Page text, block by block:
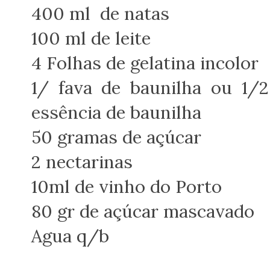
400 ml de natas
100 ml de leite
4 Folhas de gelatina incolor
1/ fava de baunilha ou 1/
essência de baunilha
50 gramas de açúcar
2 nectarinas
10ml de vinho do Porto
80 gr de açúcar mascavado
Agua q/b